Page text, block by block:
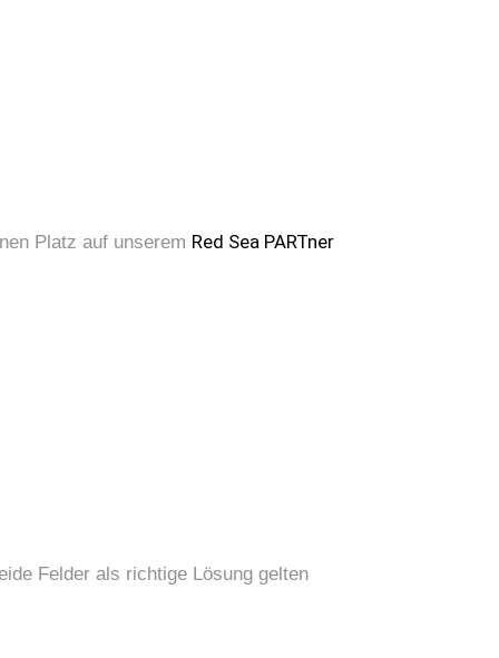
Platz auf unserem Red Sea PARTner
Felder als richtige Lösung gelten